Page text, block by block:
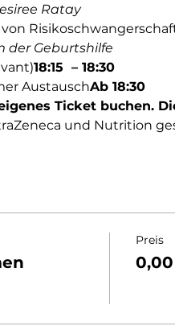
Ratay
der Geburtshilfe
18:15  – 18:30
AustauschAb 18:30
Ticket buchen.
und Nutrition
Preis